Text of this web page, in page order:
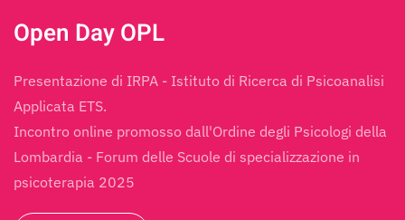
Open Day OPL
Presentazione di IRPA - Istituto di Ricerca di Psicoanalisi
Applicata ETS.
Incontro online promosso dall'Ordine degli Psicologi della
Lombardia - Forum delle Scuole di specializzazione in
psicoterapia 2025